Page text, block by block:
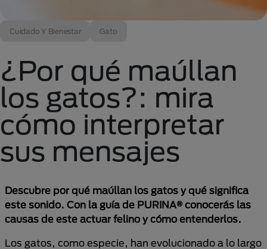
Cuidado Y Bienestar Gato
¿Por qué maúllan
los gatos?: mira
cómo interpretar
sus mensajes
Descubre por qué maúllan los gatos y qué significa
este sonido. Con la guía de PURINA® conocerás las
causas de este actuar felino y cómo entenderlos.
Los gatos, como especie, han evolucionado a lo largo